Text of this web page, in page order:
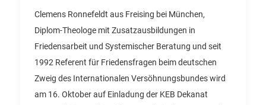
Clemens Ronnefeldt aus Freising bei München,
Diplom-Theologe mit Zusatzausbildungen in
Friedensarbeit und Systemischer Beratung und seit
1992 Referent für Friedensfragen beim deutschen
Zweig des Internationalen Versöhnungsbundes wird
am 16. Oktober auf Einladung der KEB Dekanat